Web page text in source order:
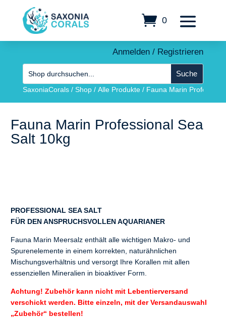
0
Anmelden / Registrieren
SaxoniaCorals/ Shop/ Alle Produkte/ Fauna Marin
Fauna Marin Professional Sea
Salt 10kg
PROFESSIONAL SEA SALT
FÜR DEN ANSPRUCHSVOLLEN AQUARIANER
Fauna Marin Meersalz enthält alle wichtigen Makro- und
Spurenelemente in einem korrekten, naturähnlichen
Mischungsverhältnis und versorgt Ihre Korallen mit allen
essenziellen Mineralien in bioaktiver Form.
Achtung! Zubehör kann nicht mit Lebentierversand
verschickt werden. Bitte einzeln, mit der Versandauswahl
„Zubehör“ bestellen!